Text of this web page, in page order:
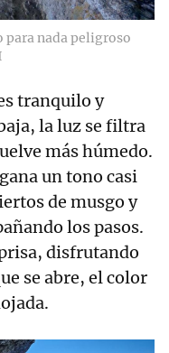
para nada peligroso
tranquilo y
la luz se filtra
más húmedo.
un tono casi
de musgo y
los pasos.
disfrutando
se abre, el color